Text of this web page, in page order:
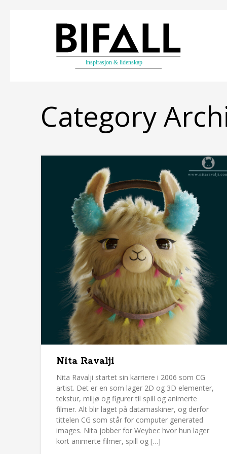
Category
Nita Ravalji
Nita Ravalji startet sin karriere i 2006 som CG
artist. Det er en som lager 2D og 3D elementer,
tekstur, miljø og figurer til spill og animerte
filmer. Alt blir laget på datamaskiner, og derfor
tittelen CG som står for computer generated
images. Nita jobber for Weybec hvor hun lager
kort animerte filmer, spill og […]